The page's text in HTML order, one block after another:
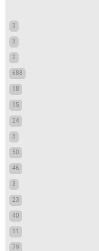
3
3
2
688
18
15
24
3
50
46
3
23
40
11
79